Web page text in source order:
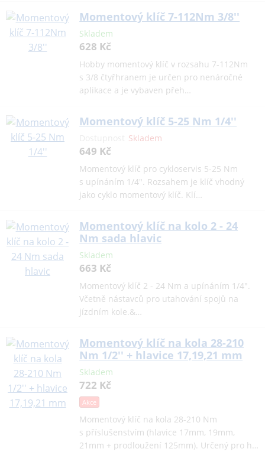
Momentový klíč 7-112Nm 3/8''
Skladem
628 Kč
Hobby momentový klíč v rozsahu 7-112Nm
s 3/8 čtyřhranem je určen pro nenáročné
aplikace a je vybaven přeh…
Momentový klíč 5-25 Nm 1/4''
Skladem
649 Kč
Momentový klíč pro cykloservis 5-25 Nm
s upínáním 1/4". Rozsahem je klíč vhodný
jako cyklo momentový klíč. Klí…
Momentový klíč na kolo 2 - 24
Nm sada hlavic
Skladem
663 Kč
Momentový klíč 2 - 24 Nm a upínáním 1/4".
Včetně nástavců pro utahování spojů na
jízdním kole.&…
Momentový klíč na kola 28-210
Nm 1/2'' + hlavice 17,19,21 mm
Skladem
722 Kč
Akce
Momentový klíč na kola 28-210 Nm
s příslušenstvím (hlavice 17mm, 19mm,
21mm + prodloužení 125mm). Určený pro h…